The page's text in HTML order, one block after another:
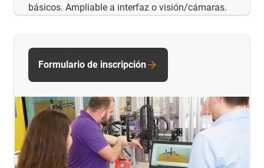
básicos. Ampliable a interfaz o visión/cámaras.
Formulario de inscripción